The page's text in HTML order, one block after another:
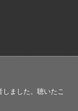
ました。聴いたこ